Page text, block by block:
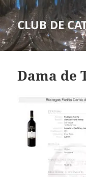
CLUB DE
Dama de